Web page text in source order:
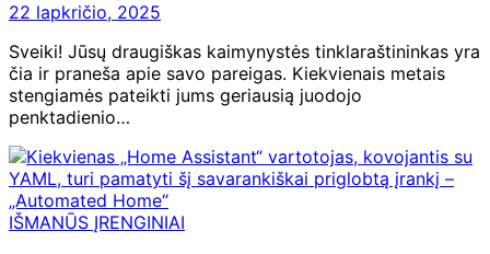
22 lapkričio, 2025
Sveiki! Jūsų draugiškas kaimynystės tinklaraštininkas yra
čia ir praneša apie savo pareigas. Kiekvienais metais
stengiamės pateikti jums geriausią juodojo
penktadienio…
IŠMANŪS ĮRENGINIAI